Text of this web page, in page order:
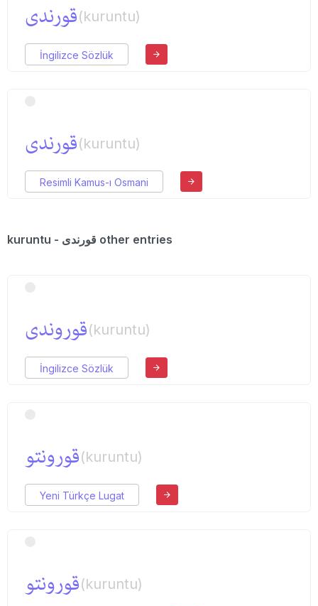
قورندی(kuruntu)
İngilizce Sözlük
قورندی(kuruntu)
Resimli Kamus-ı Osmani
kuruntu - قورندی other entries
قوروندی(kuruntu)
İngilizce Sözlük
قورونتو(kuruntu)
Yeni Türkçe Lugat
قورونتو(kuruntu)